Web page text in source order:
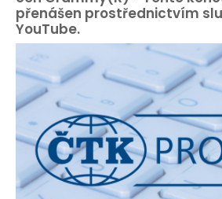
přenášen prostřednictvím
YouTube.